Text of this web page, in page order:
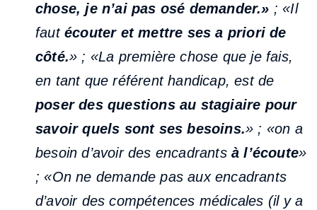
chose, je n’ai pas osé demander.» ; «Il
fautécouter et mettre ses a priori de
côté.» ; «La première chose que je fais,
en tant que référent handicap, est de
poser des questions au stagiaire pour
savoir quels sont ses besoins.» ; «on a
besoin d’avoir des encadrants à l’écoute»
; «On ne demande pas aux encadrants
d’avoir des compétences médicales (il y a